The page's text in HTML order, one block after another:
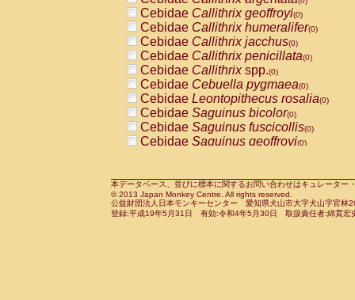
PitheciidaeCallicebusspp.(0)
PitheciidaeChiropotes satanas(0)
PitheciidaePithecia monachus
PitheciidaePithecia pithecia(0)
CercopithecidaeCercocebus agilis
CercopithecidaeCercocebus
CercopithecidaeCercocebus
CercopithecidaeCercocebus
CercopithecidaeCercocebus
CercopithecidaeCercocebushybrid
CercopithecidaePapio anubis(0)
CercopithecidaePapio cynocephalus
CercopithecidaePapio hamadryas(0)
Cebidae Callithrix geoffroyi(0)
Cebidae Callithrix humeralifer(0)
Cebidae Callithrix jacchus(0)
Cebidae Callithrix penicillata(0)
Cebidae Callithrixspp.(0)
Cebidae Cebuella pygmaea(0)
Cebidae Leontopithecus rosalia(0)
Cebidae Saguinus bicolor(0)
Cebidae Saguinus fuscicollis(0)
Cebidae Saguinus geoffroyi(0)
CebidaeSaguinus leucopus(0)
CebidaeSaguinus midas(0)
Cebidae Saguinus mystax(0)
本データベース、並びに標本に関するお問い合わせはキュレータ
© 2013 Japan Monkey Centre. All rights reserved.
公益財団法人日本モンキーセンター 愛知県犬山市大字犬山字官
登録:平成19年5月31日 有効:令和4年5月30日 取扱責任者:綿貫宏